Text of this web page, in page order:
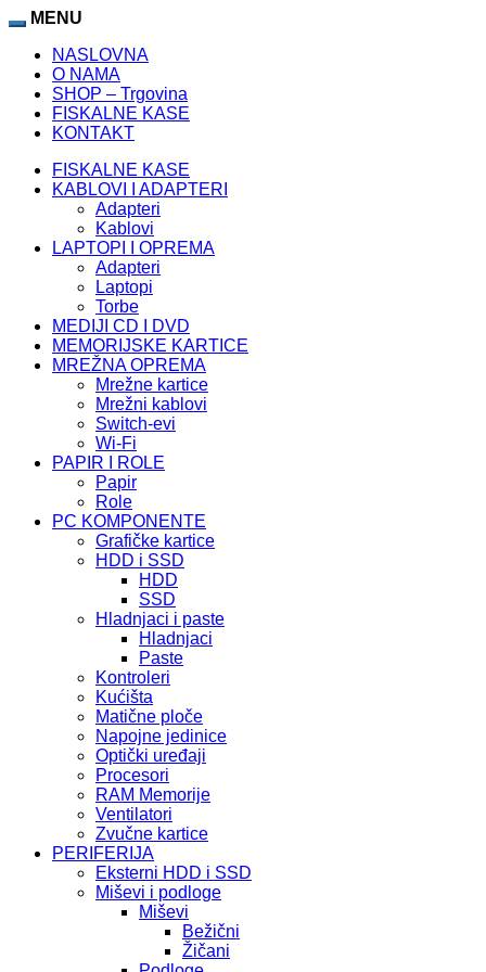
MENU
NASLOVNA
O NAMA
SHOP – Trgovina
FISKALNE KASE
KONTAKT
FISKALNE KASE
KABLOVI I ADAPTERI
Adapteri
Kablovi
LAPTOPI I OPREMA
Adapteri
Laptopi
Torbe
MEDIJI CD I DVD
MEMORIJSKE KARTICE
MREŽNA OPREMA
Mrežne kartice
Mrežni kablovi
Switch-evi
Wi-Fi
PAPIR I ROLE
Papir
Role
PC KOMPONENTE
Grafičke kartice
HDD i SSD
HDD
SSD
Hladnjaci i paste
Hladnjaci
Paste
Kontroleri
Kućišta
Matične ploče
Napojne jedinice
Optički uređaji
Procesori
RAM Memorije
Ventilatori
Zvučne kartice
PERIFERIJA
Eksterni HDD i SSD
Miševi i podloge
Miševi
Bežični
Žičani